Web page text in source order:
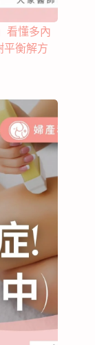
看懂多內
平衡解方